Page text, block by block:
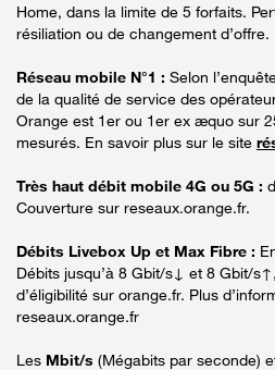
Home, dans la limite de 5 forfaits.
résiliation ou de changement d’offre.
Réseau mobile N°1 : Selon
de la qualité de service des
Orange est 1er ou 1er ex æquo sur
mesurés. En savoir plus sur le site
Très haut débit mobile 4G ou 5G :
Couverture sur reseaux.orange.fr.
Débits Livebox Up et Max Fibre :
Débits jusqu’à 8 Gbit/s↓ et 8 Gbit/
d’éligibilité sur orange.fr. Plus
reseaux.orange.fr
Les Mbit/s (Mégabits par seconde)